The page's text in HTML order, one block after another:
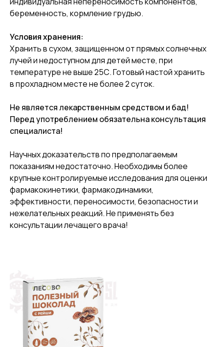
беременность, кормление грудью.
Условия хранения:
Хранить в сухом, защищенном от прямых солнечных
лучей и недоступном для детей месте, при
температуре не выше 25С. Готовый настой хранить
в прохладном месте не более 2 суток.
Не является лекарственным средством и бад!
Перед употреблением обязательна консультация
специалиста!
Научных доказательств по предполагаемым
показаниям недостаточно. Необходимы более
крупные контролируемые исследования для оценки
фармакокинетики, фармакодинамики,
эффективности, переносимости, безопасности и
нежелательных реакций. Не применять без
консультации лечащего врача!